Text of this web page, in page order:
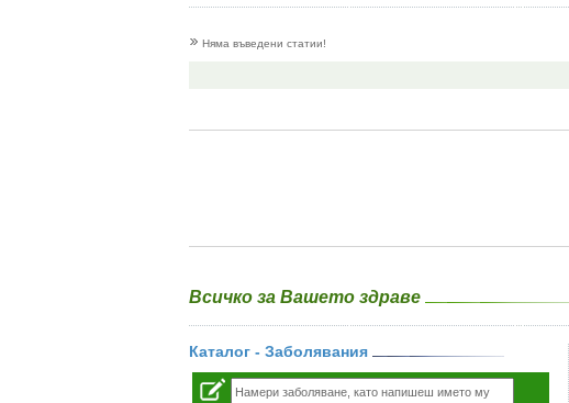
Няма въведени статии!
Всичко за Вашето здраве
Каталог - Заболявания